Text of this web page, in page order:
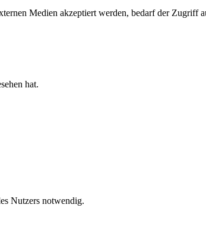
Medien akzeptiert werden, bedarf der Zugriff
hat.
Nutzers notwendig.